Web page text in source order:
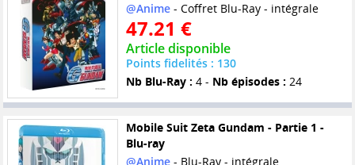
@Anime- Coffret Blu-Ray - intégrale
47.21 €
Article disponible
Points fidelités : 130
Nb Blu-Ray : 4 - Nb épisodes : 24
Mobile Suit Zeta Gundam - Partie 1 -
Blu-ray
@Anime- Blu-Ray - intégrale